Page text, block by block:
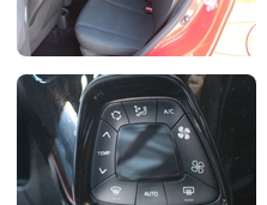
Marques